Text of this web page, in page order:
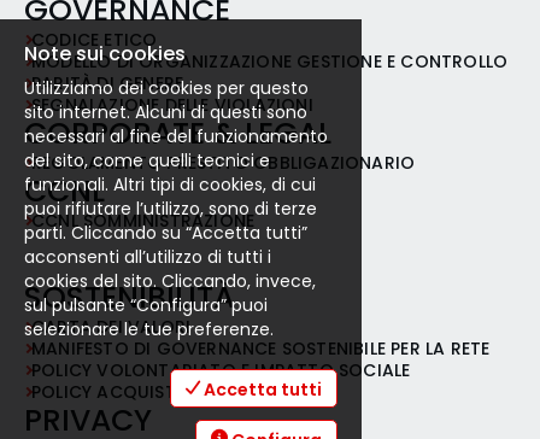
GOVERNANCE
CODICE ETICO
MODELLO DI ORGANIZZAZIONE GESTIONE E CONTROLLO
PARITÀ DI GENERE
SEGNALAZIONE DELLE VIOLAZIONI
CORPORATE & LEGAL
REGOLAMENTO PRESTITO OBBLIGAZIONARIO
CCNL
CCNL SOMMINISTRAZIONE
SOSTENIBILITÀ
CARTA DEI VALORI
MANIFESTO DI GOVERNANCE SOSTENIBILE PER LA RETE
POLICY VOLONTARIATO E IMPATTO SOCIALE
POLICY ACQUISTI RESPONSABILI
PRIVACY
Note sui cookies
Utilizziamo dei cookies per questo
sito internet. Alcuni di questi sono
necessari al fine del funzionamento
del sito, come quelli tecnici e
funzionali. Altri tipi di cookies, di cui
puoi rifiutare l’utilizzo, sono di terze
parti. Cliccando su “Accetta tutti”
acconsenti all’utilizzo di tutti i
cookies del sito. Cliccando, invece,
sul pulsante “Configura” puoi
selezionare le tue preferenze.
Accetta tutti